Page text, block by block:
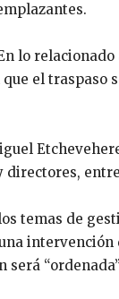
lo relacionado
el traspaso
directores,
temas de